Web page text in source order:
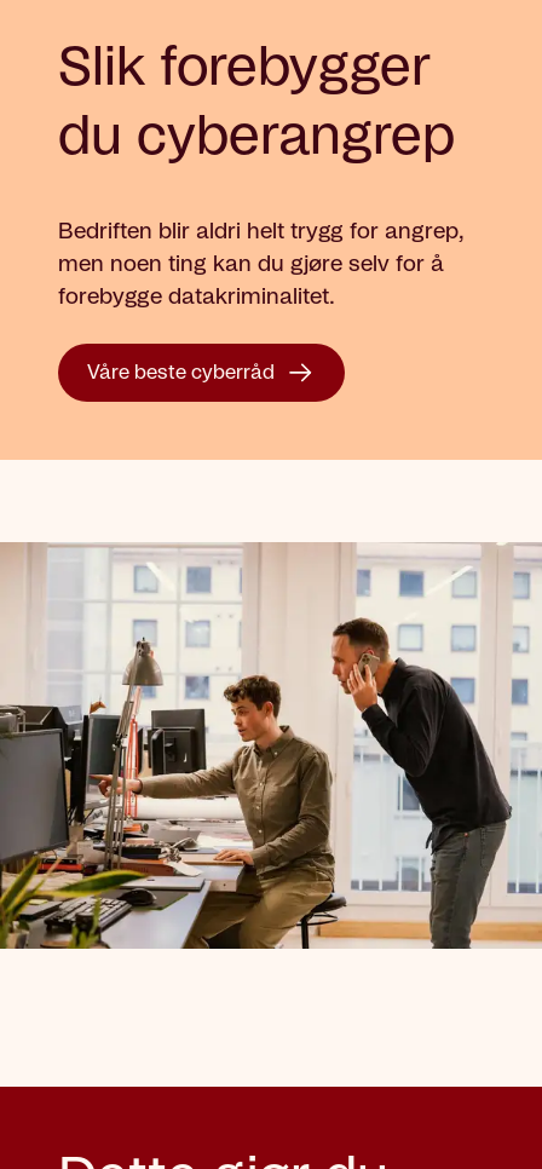
Slik forebygger
du cyberangrep
Bedriften blir aldri helt trygg for angrep,
men noen ting kan du gjøre selv for å
forebygge datakriminalitet.
Våre beste cyberråd